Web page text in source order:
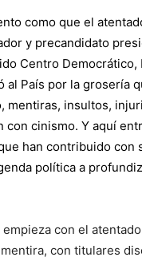
como que el
y precandidato
Centro Democrático,
al País por la grosería
mentiras, insultos,
con cinismo. Y aquí
han contribuido con
política a
con el
con titulares